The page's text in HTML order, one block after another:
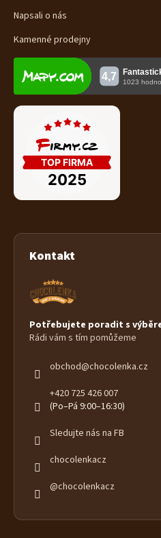
Napsali o nás
Kamenné prodejny
Kontakt
Potřebujete poradit s
Rádi vám s tím pomůžeme
obchod@chocolenka.cz
+420 725 426 007
(Po–Pá 9:00–16:30)
Sledujte nás na FB
chocolenkacz
@chocolenkacz